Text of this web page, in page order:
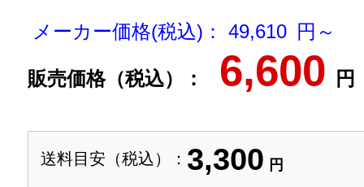
メーカー価格(税込)： 49,610 円～
販売価格（税込）： 6,600 円
送料目安（税込）： 3,300 円